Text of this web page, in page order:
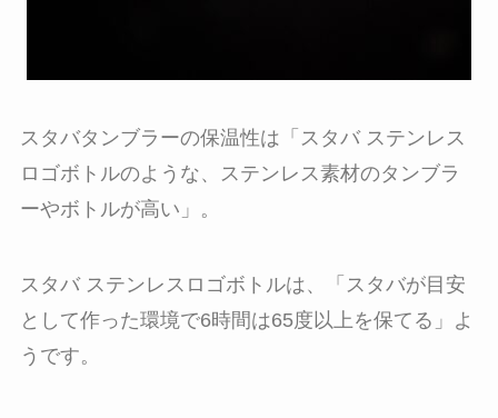
スタバタンブラーの保温性は「スタバ ステンレス
ロゴボトルのような、ステンレス素材のタンブラ
ーやボトルが高い」。
スタバ ステンレスロゴボトルは、「スタバが目安
として作った環境で6時間は65度以上を保てる」よ
うです。